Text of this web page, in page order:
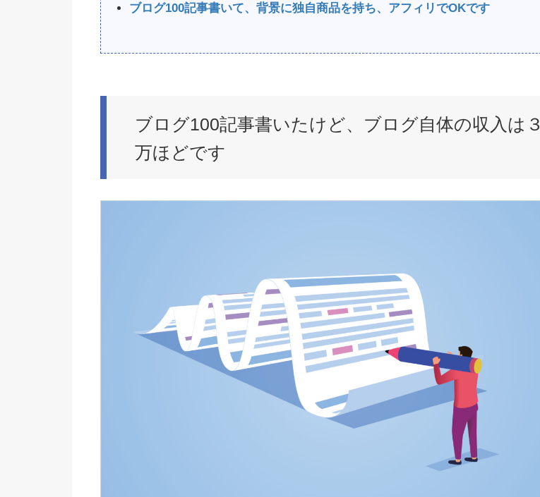
ブログ100記事書いて、背景に独自商品を持ち、アフィリでOKです
ブログ100記事書いたけど、ブログ自体の収入は３
万ほどです